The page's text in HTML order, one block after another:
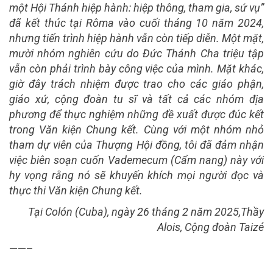
một Hội Thánh hiệp hành: hiệp thông, tham gia, sứ vụ”
đã kết thúc tại Rôma vào cuối tháng 10 năm 2024,
nhưng tiến trình hiệp hành vẫn còn tiếp diễn. Một mặt,
mười nhóm nghiên cứu do Đức Thánh Cha triệu tập
vẫn còn phải trình bày công việc của mình. Mặt khác,
giờ đây trách nhiệm được trao cho các giáo phận,
giáo xứ, cộng đoàn tu sĩ và tất cả các nhóm địa
phương để thực nghiệm những đề xuất được đúc kết
trong Văn kiện Chung kết. Cùng với một nhóm nhỏ
tham dự viên của Thượng Hội đồng, tôi đã đảm nhận
việc biên soạn cuốn Vademecum (Cẩm nang) này với
hy vọng rằng nó sẽ khuyến khích mọi người đọc và
thực thi Văn kiện Chung kết.
Tại Colón (Cuba), ngày 26 tháng 2 năm 2025,Thầy
Alois, Cộng đoàn Taizé
——–